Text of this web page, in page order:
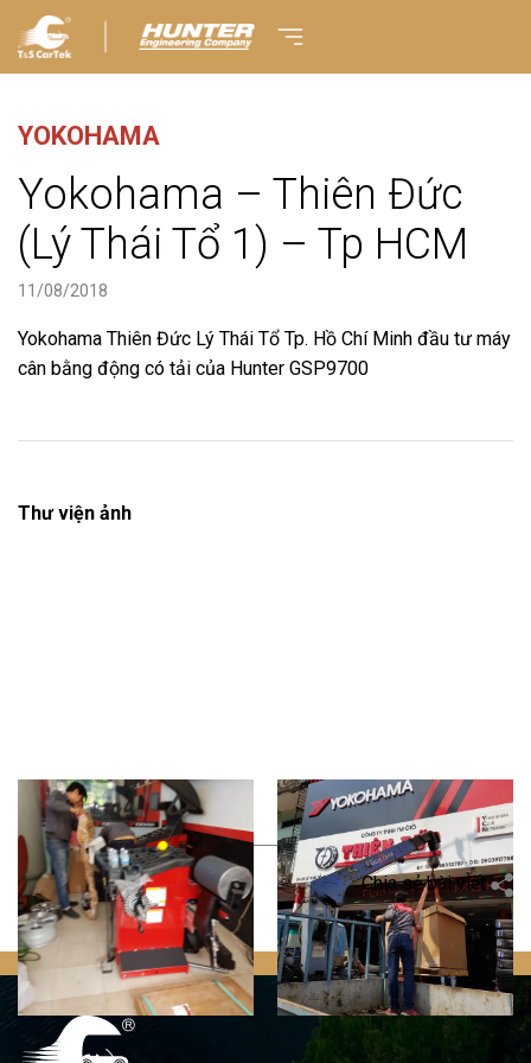
YOKOHAMA
Yokohama – Thiên Đức
(Lý Thái Tổ 1) – Tp HCM
11/08/2018
Yokohama Thiên Đức Lý Thái Tổ Tp. Hồ Chí Minh đầu tư máy
cân bằng động có tải của Hunter GSP9700
Thư viện ảnh
Quay trở lại Chia sẻ bài viết